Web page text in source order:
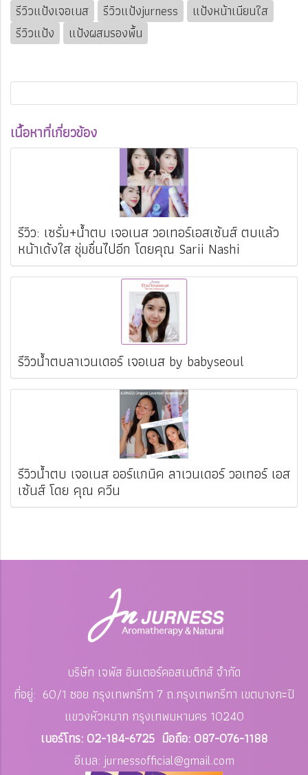
รีวิวแป้งเจอเนส รีวิวแป้งjurness
แป้งหน้าเนียนใส
รีวิวแป้ง
แป้งผสมรองพื้น
เนื้อหาที่เกี่ยวข้อง
รีวิว: เซรั่ม+น้ำตบ เจอเนส วอเทอร์เอสเซ้นส์ ตบแล้ว
หน้าเด้งใส ชุ่มชื่นไปอีก โดยคุณ Sarii Nashi
รีวิวน้ำตบลาเวนเดอร์ เจอเนส by babyseoul
รีวิวน้ำตบ เจอเนส ออร์แกนิค ลาเวนเดอร์ วอเทอร์ เอส
เซ้นส์ โดย คุณ ควีน
บริษัท เจพัส อินเตอร์คอสเมติกส์ จำกัด
ที่อยู่: 60/1 ซอย กรุงเทพกรีทา 7 ถ.กรุงเทพกรีทา เขตบางกะปิ
แขวงหัวหมาก กรุงเทพมหานคร 10240
เบอร์โทร: 02-184-6725 มือถือ: 087-076-1188
อีเมล: jurnessofficial@gmail.com